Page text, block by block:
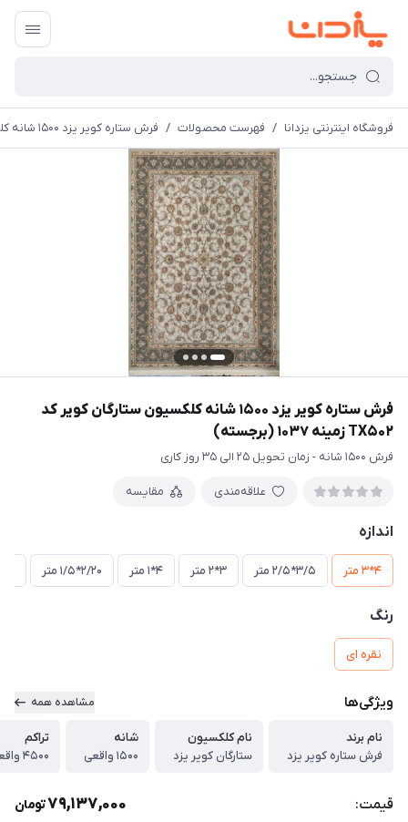
فروشگاه اینترنتی یزدانا / فهرست محصولات / فرش ستاره کویر یزد 1500 شانه کلکسیون ستارگان کویر کد TX502 زمینه 1037 (برجسته)
فرش ستاره کویر یزد 1500 شانه کلکسیون ستارگان کویر کد
TX502 زمینه 1037 (برجسته)
فرش 1500 شانه - زمان تحویل 25 الی 35 روز کاری
علاقه‌مندی مقایسه
اندازه
4*3 متر 3/5*2/5 متر 3*2 متر 4*1 متر 2/20*1/5 متر
رنگ
نقره ای
ویژگی‌ها مشاهده همه
نام برند
فرش ستاره کویر یزد
نام کلکسیون
ستارگان کویر یزد
شانه
1500 واقعی
تراکم
4500 واقعی
قیمت: 79,137,000تومان